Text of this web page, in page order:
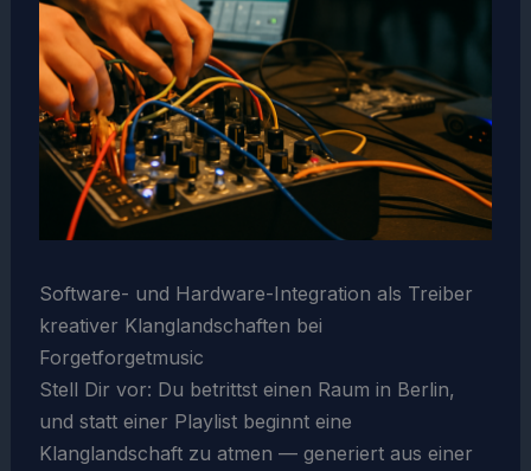
Software- und Hardware-Integration als Treiber
kreativer Klanglandschaften bei
Forgetforgetmusic
Stell Dir vor: Du betrittst einen Raum in Berlin,
und statt einer Playlist beginnt eine
Klanglandschaft zu atmen — generiert aus einer